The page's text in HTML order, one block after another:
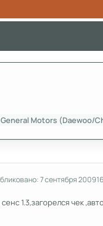
General Motors (Daewoo/
7 сентября 2009
1.3,загорелся чек